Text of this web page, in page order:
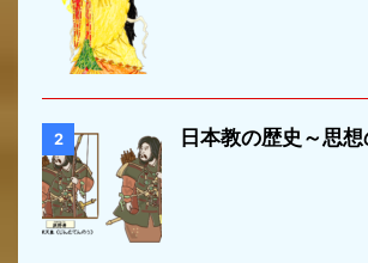
2 日本教の歴史～思